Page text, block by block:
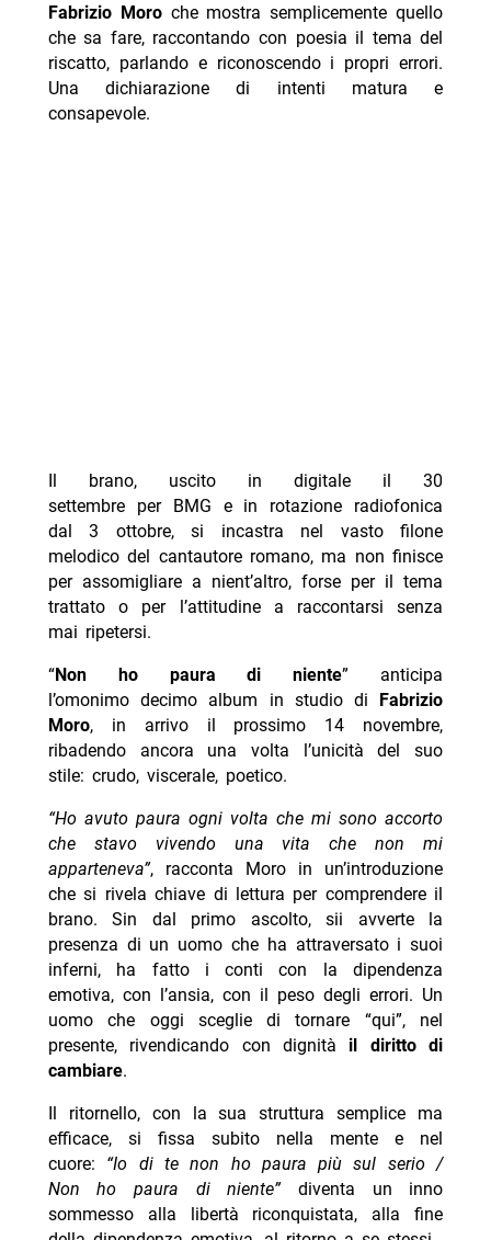
Fabrizio Moroche mostra semplicemente quello
che sa fare, raccontando con poesia il tema del
riscatto, parlando e riconoscendo i propri errori.
Una dichiarazione di intenti matura e
consapevole.
Il brano, uscito in digitale il 30
settembre per BMG e in rotazione radiofonica
dal 3 ottobre, si incastra nel vasto filone
melodico del cantautore romano, ma non finisce
per assomigliare a nient’altro, forse per il tema
trattato o per l’attitudine a raccontarsi senza
mai ripetersi.
“Non ho paura di niente” anticipa
l’omonimo decimo album in studio di Fabrizio
Moro, in arrivo il prossimo 14 novembre,
ribadendo ancora una volta l’unicità del suo
stile: crudo, viscerale, poetico.
“Ho avuto paura ogni volta che mi sono accorto
che stavo vivendo una vita che non mi
apparteneva”, racconta Moro in un’introduzione
che si rivela chiave di lettura per comprendere il
brano. Sin dal primo ascolto, sii avverte la
presenza di un uomo che ha attraversato i suoi
inferni, ha fatto i conti con la dipendenza
emotiva, con l’ansia, con il peso degli errori. Un
uomo che oggi sceglie di tornare “qui”, nel
presente, rivendicando con dignità il diritto di
cambiare.
Il ritornello, con la sua struttura semplice ma
efficace, si fissa subito nella mente e nel
cuore: “Io di te non ho paura più sul serio /
Non ho paura di niente”diventa un inno
sommesso alla libertà riconquistata, alla fine